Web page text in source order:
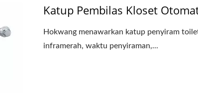
Katup Pembilas Kloset
Hokwang menawarkan katup penyiram
inframerah, waktu penyiraman,...